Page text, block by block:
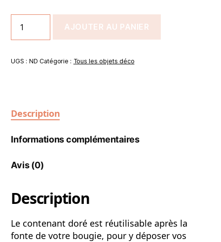
AJOUTER AU PANIER
UGS : ND Catégorie : Tous les objets déco
Description
Informations complémentaires
Avis (0)
Description
Le contenant doré est réutilisable après la
fonte de votre bougie, pour y déposer vos